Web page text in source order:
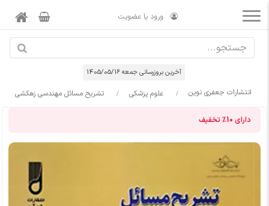
ورود یا عضویت
آخرین بروزرسانی جمعه 1405/05/16
انتشارات جعفری نوین علوم پزشکی تشریح مسائل مهندسی زهکشی
دارای 10% تخفیف